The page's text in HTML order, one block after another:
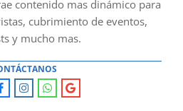
contenido mas dinámico para
cubrimiento de eventos,
y mucho mas.